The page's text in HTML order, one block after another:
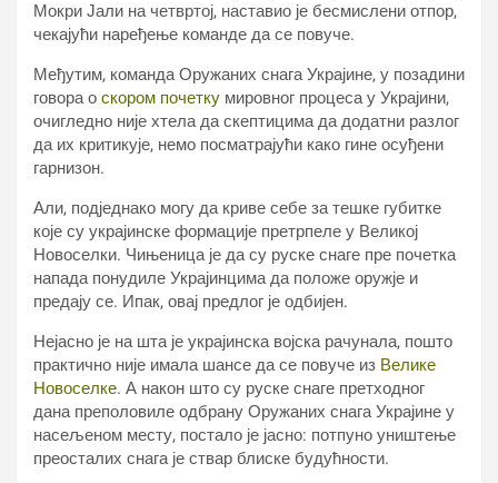
Мокри Јали на четвртој, наставио је бесмислени отпор,
чекајући наређење команде да се повуче.
Међутим, команда Оружаних снага Украјине, у позадини
говора о скором почетку мировног процеса у Украјини,
очигледно није хтела да скептицима да додатни разлог
да их критикује, немо посматрајући како гине осуђени
гарнизон.
Али, подједнако могу да криве себе за тешке губитке
које су украјинске формације претрпеле у Великој
Новоселки. Чињеница је да су руске снаге пре почетка
напада понудиле Украјинцима да положе оружје и
предају се. Ипак, овај предлог је одбијен.
Нејасно је на шта је украјинска војска рачунала, пошто
практично није имала шансе да се повуче из Велике
Новоселке. А након што су руске снаге претходног
дана преполовиле одбрану Оружаних снага Украјине у
насељеном месту, постало је јасно: потпуно уништење
преосталих снага је ствар блиске будућности.